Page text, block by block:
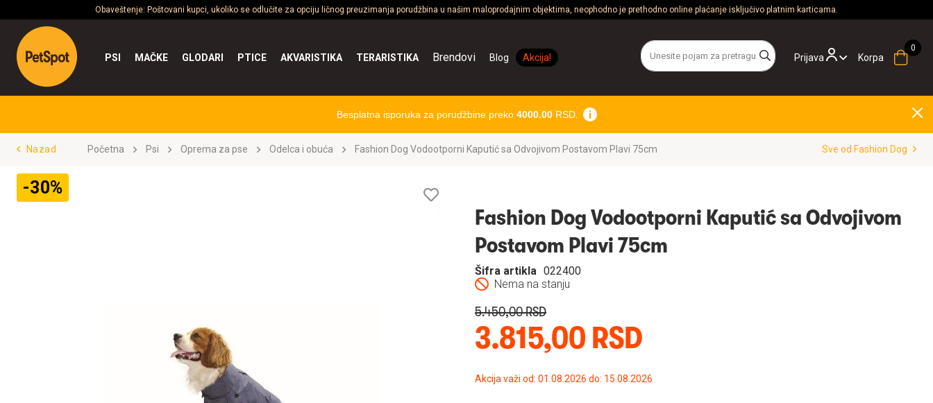
Obaveštenje: Poštovani kupci, ukoliko se odlučite za opciju ličnog preuzimanja porudžbina u našim maloprodajnim objektima, neophodno je prethodno online plaćanje isključivo platnim karticama.
Prijava
PSI MAČKE GLODARI PTICE AKVARISTIKA TERARISTIKA Brendovi Blog Akcija! Korpa
Besplatna isporuka za porudžbine preko 4000.00RSD.
Nazad Početna Psi Oprema za pse Odelca i obuća Fashion Dog Vodootporni Kaputić sa Odvojivom Postavom Plavi 75cm Sve od Fashion Dog
-30%
želja
Fashion Dog Vodootporni Kaputić sa Odvojivom
Postavom Plavi 75cm
Nema na stanju
Šifra artikla 022400
3.815,00 RSD
5.450,00 RSD
Akcija važi od: 01.08.2026 do: 15.08.2026